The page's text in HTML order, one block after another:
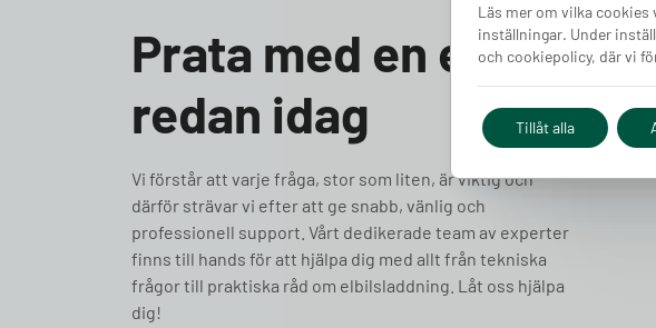
Prata med en expert
redan idag
Vi förstår att varje fråga, stor som liten, är viktig och
därför strävar vi efter att ge snabb, vänlig och
professionell support. Vårt dedikerade team av experter
finns till hands för att hjälpa dig med allt från tekniska
frågor till praktiska råd om elbilsladdning. Låt oss hjälpa
dig!
Läs mer om vilka
inställningar. Under
och cookiepolicy, där vi
Tillåt alla